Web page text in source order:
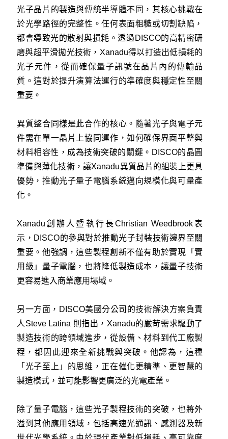
光子晶片的製造與傳統半導體不同，其核心挑戰在
於光學路徑的完整性。任何表面粗糙或切割缺陷，
都會導致光的散射與損耗。透過DISCO的高精密研
磨與超平滑拋光技術，Xanadu得以打造出低損耗的
光子元件，從而確保量子訊號在晶片內的傳輸品
質。這對於提升演算法運行的準確度與穩定性至關
重要。
異質整合同樣是此合作的核心。隨著光子與電子元
件需在單一晶片上協同運作，如何確保界面平整與
材料相容性，成為技術突破的關鍵。DISCO的晶圓
準備與薄化技術，讓Xanadu異質晶片的組裝上更具
優勢，推動光子量子電腦系統邁向規模化與可量產
化。
Xanadu創辦人暨執行長Christian Weedbrook表
示，DISCO的參與對於推動光子封裝技術邊界至關
重要。他強調，這些製程創新不僅有助於實現「實
用級」量子電腦，也將降低製造成本，讓量子技術
更容易進入商業應用場域。
另一方面，DISCO美國分公司的技術解決方案負責
人Steve Latina 則指出，Xanadu的嚴苛需求驅動了
製造技術的跨領域進步，從設備、材料到代工廠製
程，都因此迎來全新挑戰與突破。他認為，這種
「光子至上」的思維，正在催化更精準、更智慧的
製造模式，並可能影響更廣泛的光電產業。
除了量子電腦，這些光子製程技術的突破，也將外
溢到其他應用領域，包括高速光通訊、感測器及新